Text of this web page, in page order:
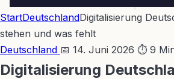
StartDeutschlandDigitalisierung
stehen und was fehlt
Deutschland 📅 14. Juni 2026 ⏱ 9
Digitalisierung